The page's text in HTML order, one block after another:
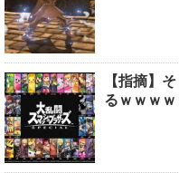
【指摘】
るｗｗｗｗ